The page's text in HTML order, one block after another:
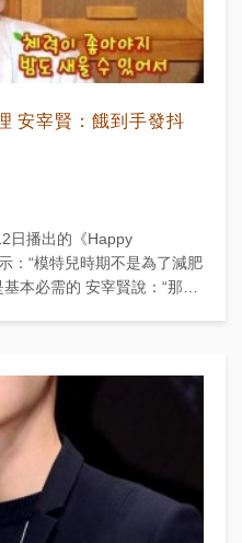
安宰賢：餓到手發抖
：“模特兒時期不是為了減肥
宰賢說：“那時